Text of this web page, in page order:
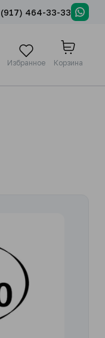
(917) 464-33-33
Избранное Корзина